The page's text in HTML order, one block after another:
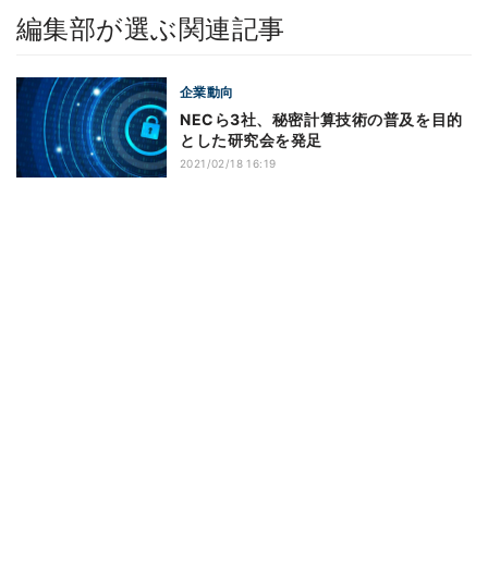
編集部が選ぶ関連記事
企業動向
NECら3社、秘密計算技術の普及を目的
とした研究会を発足
2021/02/18 16:19